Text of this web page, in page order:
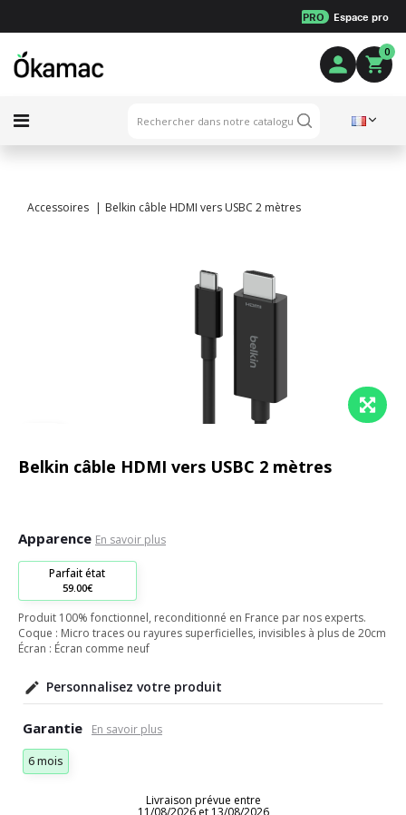
PRO Espace pro
0
Accessoires Belkin câble HDMI vers USBC 2 mètres
Belkin câble HDMI vers USBC 2 mètres
Apparence En savoir plus
Parfait état
59.00€
Produit 100% fonctionnel, reconditionné en France par nos experts.
Coque : Micro traces ou rayures superficielles, invisibles à plus de 20cm
Écran : Écran comme neuf
Personnalisez votre produit
Garantie
6 mois
Livraison prévue entre
11/08/2026 et 13/08/2026